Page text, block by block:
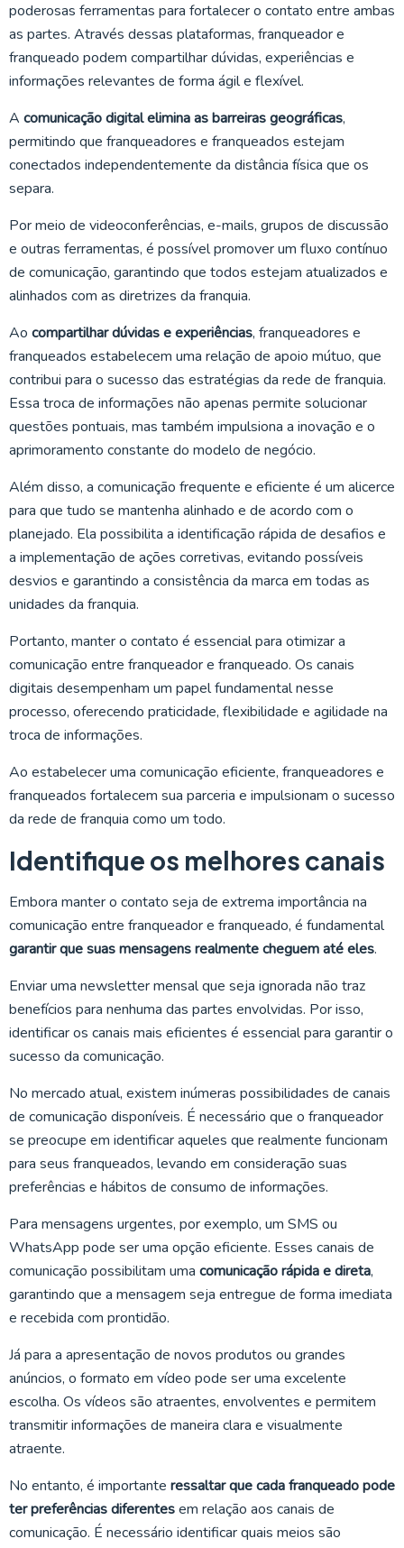
poderosas ferramentas para fortalecer o contato entre ambas
as partes. Através dessas plataformas, franqueador e
franqueado podem compartilhar dúvidas, experiências e
informações relevantes de forma ágil e flexível.
A comunicação digital elimina as barreiras geográficas,
permitindo que franqueadores e franqueados estejam
conectados independentemente da distância física que os
separa.
Por meio de videoconferências, e-mails, grupos de discussão
e outras ferramentas, é possível promover um fluxo contínuo
de comunicação, garantindo que todos estejam atualizados e
alinhados com as diretrizes da franquia.
Ao compartilhar dúvidas e experiências, franqueadores e
franqueados estabelecem uma relação de apoio mútuo, que
contribui para o sucesso das estratégias da rede de franquia.
Essa troca de informações não apenas permite solucionar
questões pontuais, mas também impulsiona a inovação e o
aprimoramento constante do modelo de negócio.
Além disso, a comunicação frequente e eficiente é um alicerce
para que tudo se mantenha alinhado e de acordo com o
planejado. Ela possibilita a identificação rápida de desafios e
a implementação de ações corretivas, evitando possíveis
desvios e garantindo a consistência da marca em todas as
unidades da franquia.
Portanto, manter o contato é essencial para otimizar a
comunicação entre franqueador e franqueado. Os canais
digitais desempenham um papel fundamental nesse
processo, oferecendo praticidade, flexibilidade e agilidade na
troca de informações.
Ao estabelecer uma comunicação eficiente, franqueadores e
franqueados fortalecem sua parceria e impulsionam o sucesso
da rede de franquia como um todo.
Identifique os melhores canais
Embora manter o contato seja de extrema importância na
comunicação entre franqueador e franqueado, é fundamental
garantir que suas mensagens realmente cheguem até eles.
Enviar uma newsletter mensal que seja ignorada não traz
benefícios para nenhuma das partes envolvidas. Por isso,
identificar os canais mais eficientes é essencial para garantir o
sucesso da comunicação.
No mercado atual, existem inúmeras possibilidades de canais
de comunicação disponíveis. É necessário que o franqueador
se preocupe em identificar aqueles que realmente funcionam
para seus franqueados, levando em consideração suas
preferências e hábitos de consumo de informações.
Para mensagens urgentes, por exemplo, um SMS ou
WhatsApp pode ser uma opção eficiente. Esses canais de
comunicação possibilitam uma comunicação rápida e direta,
garantindo que a mensagem seja entregue de forma imediata
e recebida com prontidão.
Já para a apresentação de novos produtos ou grandes
anúncios, o formato em vídeo pode ser uma excelente
escolha. Os vídeos são atraentes, envolventes e permitem
transmitir informações de maneira clara e visualmente
atraente.
No entanto, é importante ressaltar que cada franqueado pode
ter preferências diferentesem relação aos canais de
comunicação. É necessário identificar quais meios são